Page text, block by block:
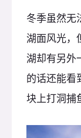
冬季虽然无
湖面风光，
湖却有另外
的话还能看
块上打洞捕